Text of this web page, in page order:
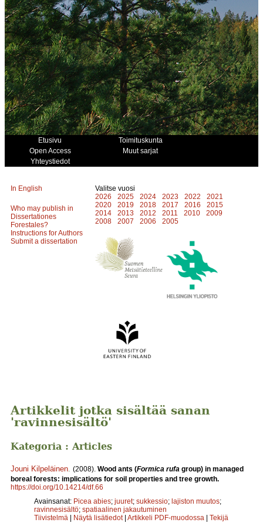
Etusivu
Toimituskunta
Open Access
Muut sarjat
Yhteystiedot
In English
Who may publish in
Dissertationes
Forestales?
Instructions for Authors
Submit a dissertation
Valitse vuosi
2026
2025 2024 2023 2022
2021
2020
2019 2018 2017 2016
2015
2014
2013 2012 2011 2010
2009
2008
2007 2006 2005
Artikkelit jotka sisältää sanan
'ravinnesisältö'
Kategoria : Articles
Jouni Kilpeläinen (2008). Wood ants (Formica rufa group) in managed
boreal forests: implications for soil properties and tree growth.
https://doi.org/10.14214/df.66
Avainsanat: Picea abies; juuret; sukkessio; lajiston muutos;
ravinnesisältö; spatiaalinen jakautuminen
Tiivistelmä | Näytä lisätiedot | Artikkeli PDF-muodossa | Tekijä